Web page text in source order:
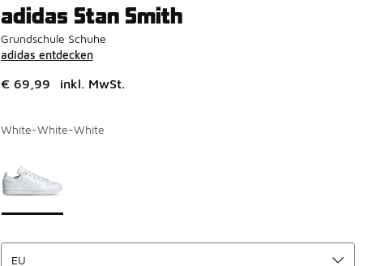
adidas Stan Smith
Grundschule Schuhe
adidas entdecken
€ 69,99 inkl. MwSt.
White-White-White